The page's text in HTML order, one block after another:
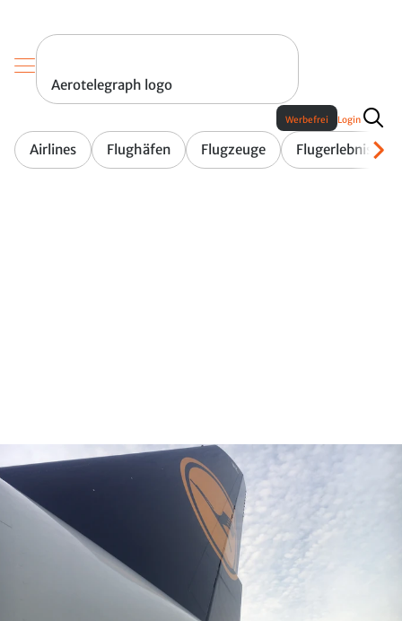
Aerotelegraph logo
Airlines Flughäfen Flugzeuge Flugerlebnis
Werbefrei Login